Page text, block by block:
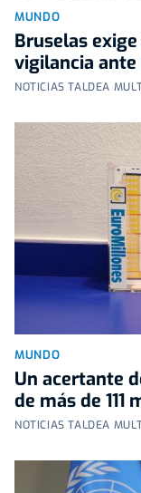
MUNDO
Bruselas
vigilancia
NOTICIAS TALDEA
MUNDO
Un acertante
de más de 111
NOTICIAS TALDEA